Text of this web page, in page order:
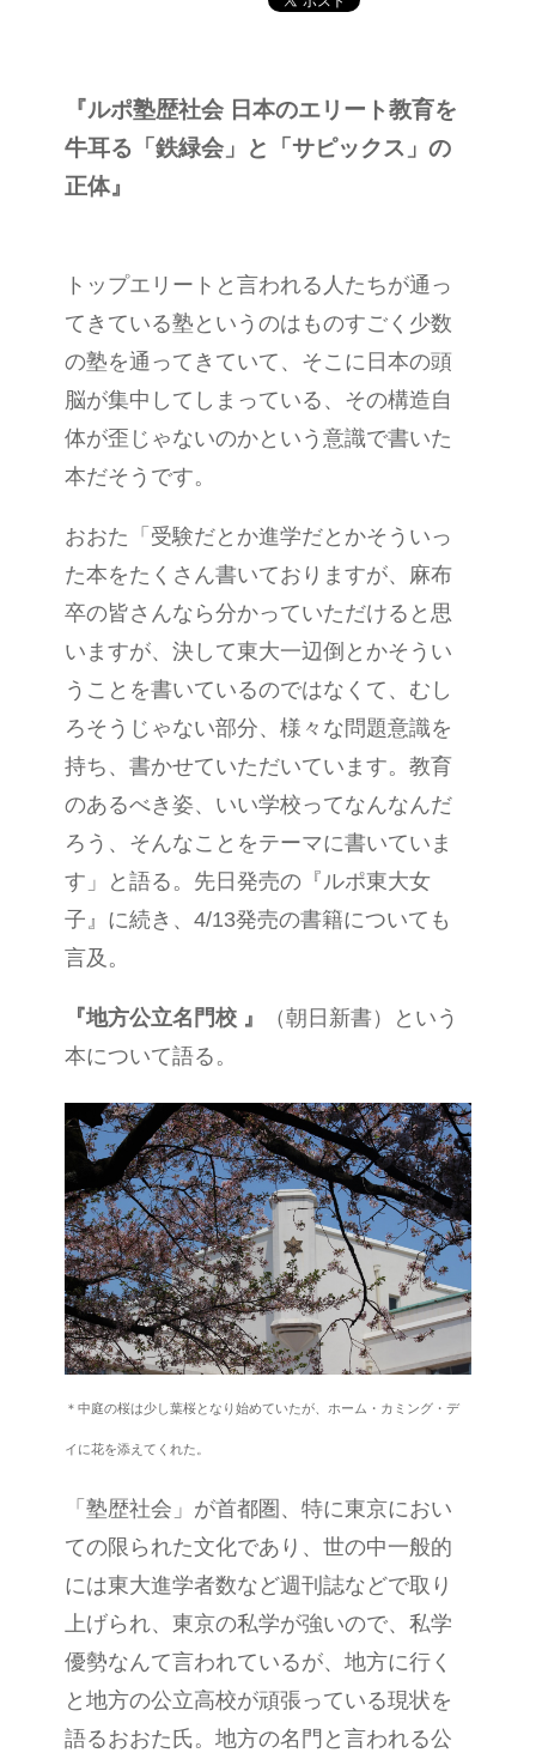
『ルポ塾歴社会 日本のエリート教育を
牛耳る「鉄緑会」と「サピックス」の
正体』
トップエリートと言われる人たちが通っ
てきている塾というのはものすごく少数
の塾を通ってきていて、そこに日本の頭
脳が集中してしまっている、その構造自
体が歪じゃないのかという意識で書いた
本だそうです。
おおた「受験だとか進学だとかそういっ
た本をたくさん書いておりますが、麻布
卒の皆さんなら分かっていただけると思
いますが、決して東大一辺倒とかそうい
うことを書いているのではなくて、むし
ろそうじゃない部分、様々な問題意識を
持ち、書かせていただいています。教育
のあるべき姿、いい学校ってなんなんだ
ろう、そんなことをテーマに書いていま
す」と語る。先日発売の『ルポ東大女
子』に続き、4/13発売の書籍についても
言及。
『地方公立名門校 』
（朝日新書）という
本について語る。
＊中庭の桜は少し葉桜となり始めていたが、ホーム・カミング・デ
イに花を添えてくれた。
「塾歴社会」が首都圏、特に東京におい
ての限られた文化であり、世の中一般的
には東大進学者数など週刊誌などで取り
上げられ、東京の私学が強いので、私学
優勢なんて言われているが、地方に行く
と地方の公立高校が頑張っている現状を
語るおおた氏。地方の名門と言われる公